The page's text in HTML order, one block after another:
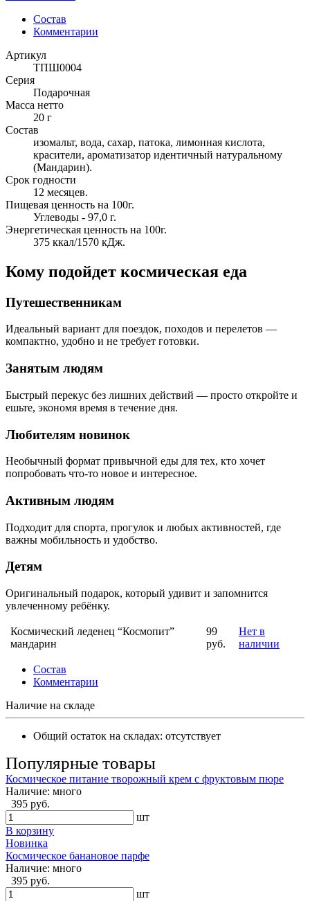
Состав
Комментарии
Артикул
ТПШ0004
Серия
Подарочная
Масса нетто
20 г
Состав
изомальт, вода, сахар, патока, лимонная кислота,
красители, ароматизатор идентичный натуральному
(Мандарин).
Срок годности
12 месяцев.
Пищевая ценность на 100г.
Углеводы - 97,0 г.
Энергетическая ценность на 100г.
375 ккал/1570 кДж.
Кому подойдет космическая еда
Путешественникам
Идеальный вариант для поездок, походов и перелетов —
компактно, удобно и не требует готовки.
Занятым людям
Быстрый перекус без лишних действий — просто откройте и
ешьте, экономя время в течение дня.
Любителям новинок
Необычный формат привычной еды для тех, кто хочет
попробовать что-то новое и интересное.
Активным людям
Подходит для спорта, прогулок и любых активностей, где
важны мобильность и удобство.
Детям
Оригинальный подарок, который удивит и запомнится
увлеченному ребёнку.
Космический леденец “Космопит”
мандарин
99
руб.
Нет в
наличии
Состав
Комментарии
Наличие на складе
Общий остаток на складах: отсутствует
Популярные товары
Космическое питание творожный крем с фруктовым пюре
Наличие: много
395 руб.
шт
В корзину
Новинка
Космическое банановое парфе
Наличие: много
395 руб.
шт